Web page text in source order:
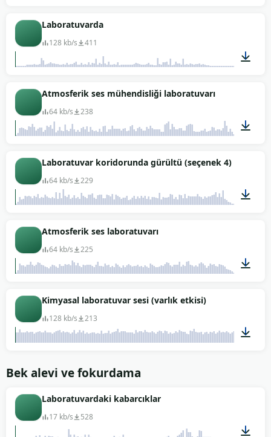
Laboratuvarda
128 kb/s 411
Atmosferik ses mühendisliği laboratuvarı
64 kb/s 238
02:02
Laboratuvar koridorunda gürültü (seçenek 4)
64 kb/s 229
Atmosferik ses laboratuvarı
64 kb/s 225
Kimyasal laboratuvar sesi (varlık etkisi)
128 kb/s 213
Bek alevi ve fokurdama
Laboratuvardaki kabarcıklar
17 kb/s 528